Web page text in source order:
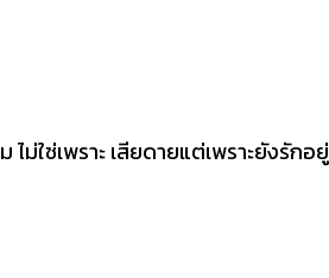
ใช่เพราะ เสียดายแต่เพราะยังรักอยู่